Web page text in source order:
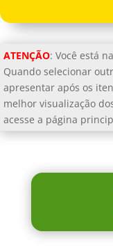
ATENÇÃO: Você está
Quando selecionar
apresentar após os
melhor visualização
acesse a página